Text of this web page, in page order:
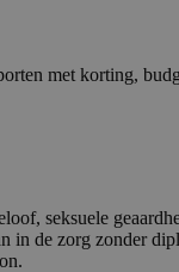
met korting,
seksuele
in de zorg zonder